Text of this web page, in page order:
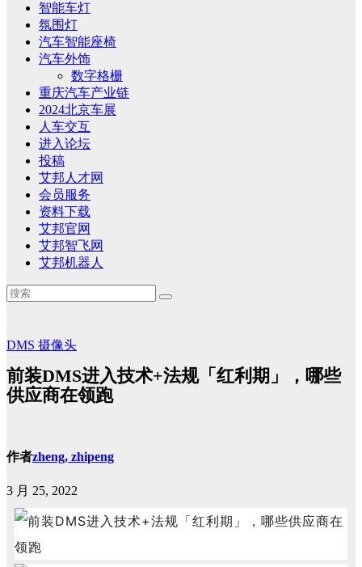
智能车灯
氛围灯
汽车智能座椅
汽车外饰
数字格栅
重庆汽车产业链
2024北京车展
人车交互
进入论坛
投稿
艾邦人才网
会员服务
资料下载
艾邦官网
艾邦智飞网
艾邦机器人
DMS 摄像头
前装DMS进入技术+法规「红利期」，哪些
供应商在领跑
作者zheng, zhipeng
3 月 25, 2022